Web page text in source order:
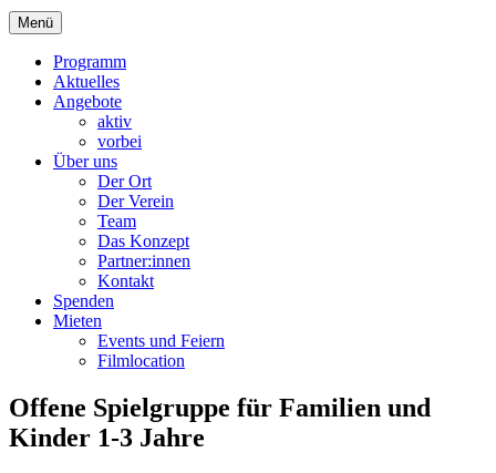
Menü
Programm
Aktuelles
Angebote
aktiv
vorbei
Über uns
Der Ort
Der Verein
Team
Das Konzept
Partner:innen
Kontakt
Spenden
Mieten
Events und Feiern
Filmlocation
Offene Spielgruppe für Familien und
Kinder 1-3 Jahre